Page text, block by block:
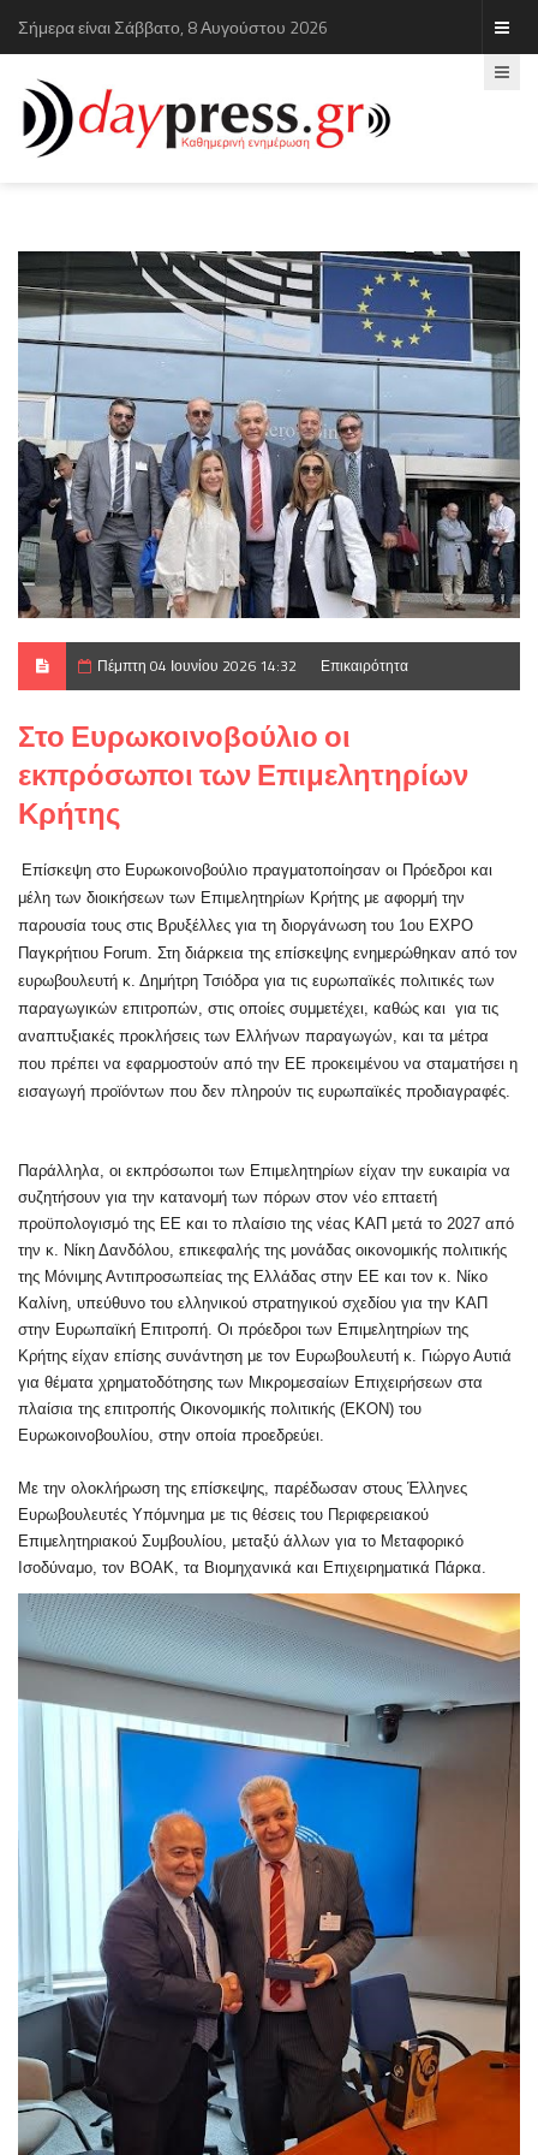
Σήμερα είναι Σάββατο, 8 Αυγούστου 2026
Πέμπτη 04 Ιουνίου 2026 14:32 Επικαιρότητα
Στο Ευρωκοινοβούλιο οι
εκπρόσωποι των Επιμελητηρίων
Κρήτης
Επίσκεψη στο Ευρωκοινοβούλιο πραγματοποίησαν οι Πρόεδροι και
μέλη των διοικήσεων των Επιμελητηρίων Κρήτης με αφορμή την
παρουσία τους στις Βρυξέλλες για τη διοργάνωση του 1ου EXPO
Παγκρήτιου Forum. Στη διάρκεια της επίσκεψης ενημερώθηκαν από τον
ευρωβουλευτή κ. Δημήτρη Τσιόδρα για τις ευρωπαϊκές πολιτικές των
παραγωγικών επιτροπών, στις οποίες συμμετέχει, καθώς και για τις
αναπτυξιακές προκλήσεις των Ελλήνων παραγωγών, και τα μέτρα
που πρέπει να εφαρμοστούν από την ΕΕ προκειμένου να σταματήσει η
εισαγωγή προϊόντων που δεν πληρούν τις ευρωπαϊκές προδιαγραφές.
Παράλληλα, οι εκπρόσωποι των Επιμελητηρίων είχαν την ευκαιρία να
συζητήσουν για την κατανομή των πόρων στον νέο επταετή
προϋπολογισμό της ΕΕ και το πλαίσιο της νέας ΚΑΠ μετά το 2027 από
την κ. Νίκη Δανδόλου, επικεφαλής της μονάδας οικονομικής πολιτικής
της Μόνιμης Αντιπροσωπείας της Ελλάδας στην ΕΕ και τον κ. Νίκο
Καλίνη, υπεύθυνο του ελληνικού στρατηγικού σχεδίου για την ΚΑΠ
στην Ευρωπαϊκή Επιτροπή. Οι πρόεδροι των Επιμελητηρίων της
Κρήτης είχαν επίσης συνάντηση με τον Ευρωβουλευτή κ. Γιώργο Αυτιά
για θέματα χρηματοδότησης των Μικρομεσαίων Επιχειρήσεων στα
πλαίσια της επιτροπής Οικονομικής πολιτικής (EKON) του
Ευρωκοινοβουλίου, στην οποία προεδρεύει.
Με την ολοκλήρωση της επίσκεψης, παρέδωσαν στους Έλληνες
Ευρωβουλευτές Υπόμνημα με τις θέσεις του Περιφερειακού
Επιμελητηριακού Συμβουλίου, μεταξύ άλλων για το Μεταφορικό
Ισοδύναμο, τον ΒΟΑΚ, τα Βιομηχανικά και Επιχειρηματικά Πάρκα.